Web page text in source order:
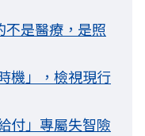
不是醫療，是照
機」，檢視現行
付」專屬失智險